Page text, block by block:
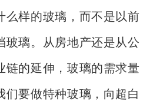
么样的玻璃，而不是以前
玻璃。从房地产还是从公
链的延伸，玻璃的需求量
们要做特种玻璃，向超白